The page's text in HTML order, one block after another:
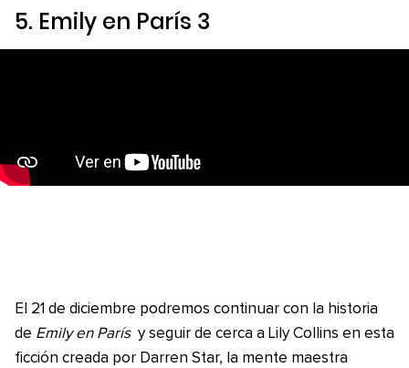
5. Emily en París 3
El 21 de diciembre podremos continuar con la historia
de Emily en París y seguir de cerca a Lily Collins en esta
ficción creada por Darren Star, la mente maestra